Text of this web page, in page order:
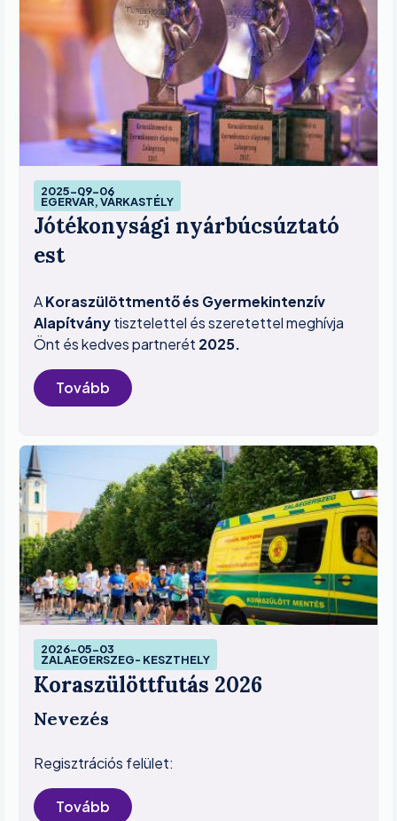
Image
2025-09-06
EGERVÁR, VÁRKASTÉLY
Jótékonysági nyárbúcsúztató
est
AKoraszülöttmentő és Gyermekintenzív
Alapítványtisztelettel és szeretettel meghívja
Önt és kedves partnerét 2025.
Tovább
Image
2026-05-03
ZALAEGERSZEG- KESZTHELY
Koraszülöttfutás 2026
Nevezés
Regisztrációs felület:
Tovább